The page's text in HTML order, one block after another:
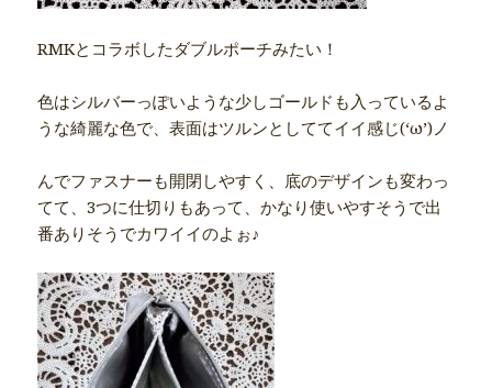
RMKとコラボしたダブルポーチみたい！
色はシルバーっぽいような少しゴールドも入っているよ
うな綺麗な色で、表面はツルンとしててイイ感じ(‘ω’)ノ
んでファスナーも開閉しやすく、底のデザインも変わっ
てて、3つに仕切りもあって、かなり使いやすそうで出
番ありそうでカワイイのよぉ♪